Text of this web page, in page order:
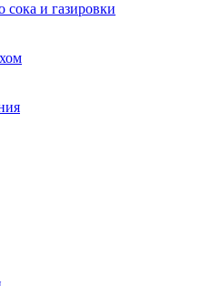
сока и газировки